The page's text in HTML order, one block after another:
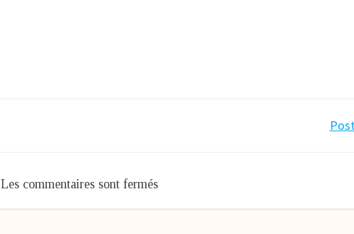
de
l’article
Les commentaires sont fermés